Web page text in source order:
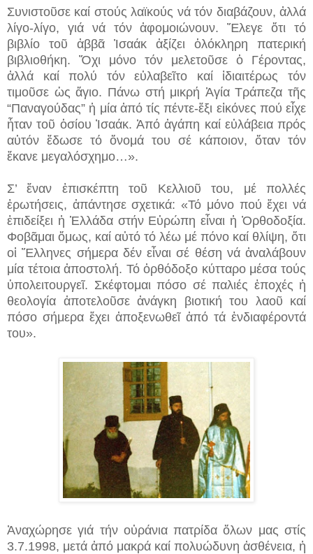
Συνιστοῦσε καί στούς λαϊκούς νά τόν διαβάζουν, ἀλλά
λίγο-λίγο, γιά νά τόν ἀφομοιώνουν. Ἔλεγε ὅτι τό
βιβλίο τοῦ ἀββᾶ Ἰσαάκ ἀξίζει ὁλόκληρη πατερική
βιβλιοθήκη. Ὄχι μόνο τόν μελετοῦσε ὁ Γέροντας,
ἀλλά καί πολύ τόν εὐλαβεῖτο καί ἰδιαιτέρως τόν
τιμοῦσε ὡς ἅγιο. Πάνω στή μικρή Ἁγία Τράπεζα τῆς
“Παναγούδας” ἡ μία ἀπό τίς πέντε-ἔξι εἰκόνες πού εἶχε
ἦταν τοῦ ὁσίου Ἰσαάκ. Ἀπό ἀγάπη καί εὐλάβεια πρός
αὐτόν ἔδωσε τό ὄνομά του σέ κάποιον, ὅταν τόν
ἔκανε μεγαλόσχημο…».
Σ’ ἕναν ἐπισκέπτη τοῦ Κελλιοῦ του, μέ πολλές
ἐρωτήσεις, ἀπάντησε σχετικά: «Τό μόνο πού ἔχει νά
ἐπιδείξει ἡ Ἑλλάδα στήν Εὐρώπη εἶναι ἡ Ὀρθοδοξία.
Φοβᾶμαι ὅμως, καί αὐτό τό λέω μέ πόνο καί θλίψη, ὅτι
οἱ Ἕλληνες σήμερα δέν εἶναι σέ θέση νά ἀναλάβουν
μία τέτοια ἀποστολή. Τό ὀρθόδοξο κύτταρο μέσα τούς
ὑπολειτουργεῖ. Σκέφτομαι πόσο σέ παλιές ἐποχές ἡ
θεολογία ἀποτελοῦσε ἀνάγκη βιοτική του λαοῦ καί
πόσο σήμερα ἔχει ἀποξενωθεῖ ἀπό τά ἐνδιαφέροντά
του».
Ἀναχώρησε γιά τήν οὐράνια πατρίδα ὅλων μας στίς
3.7.1998, μετά ἀπό μακρά καί πολυώδυνη ἀσθένεια, ἡ